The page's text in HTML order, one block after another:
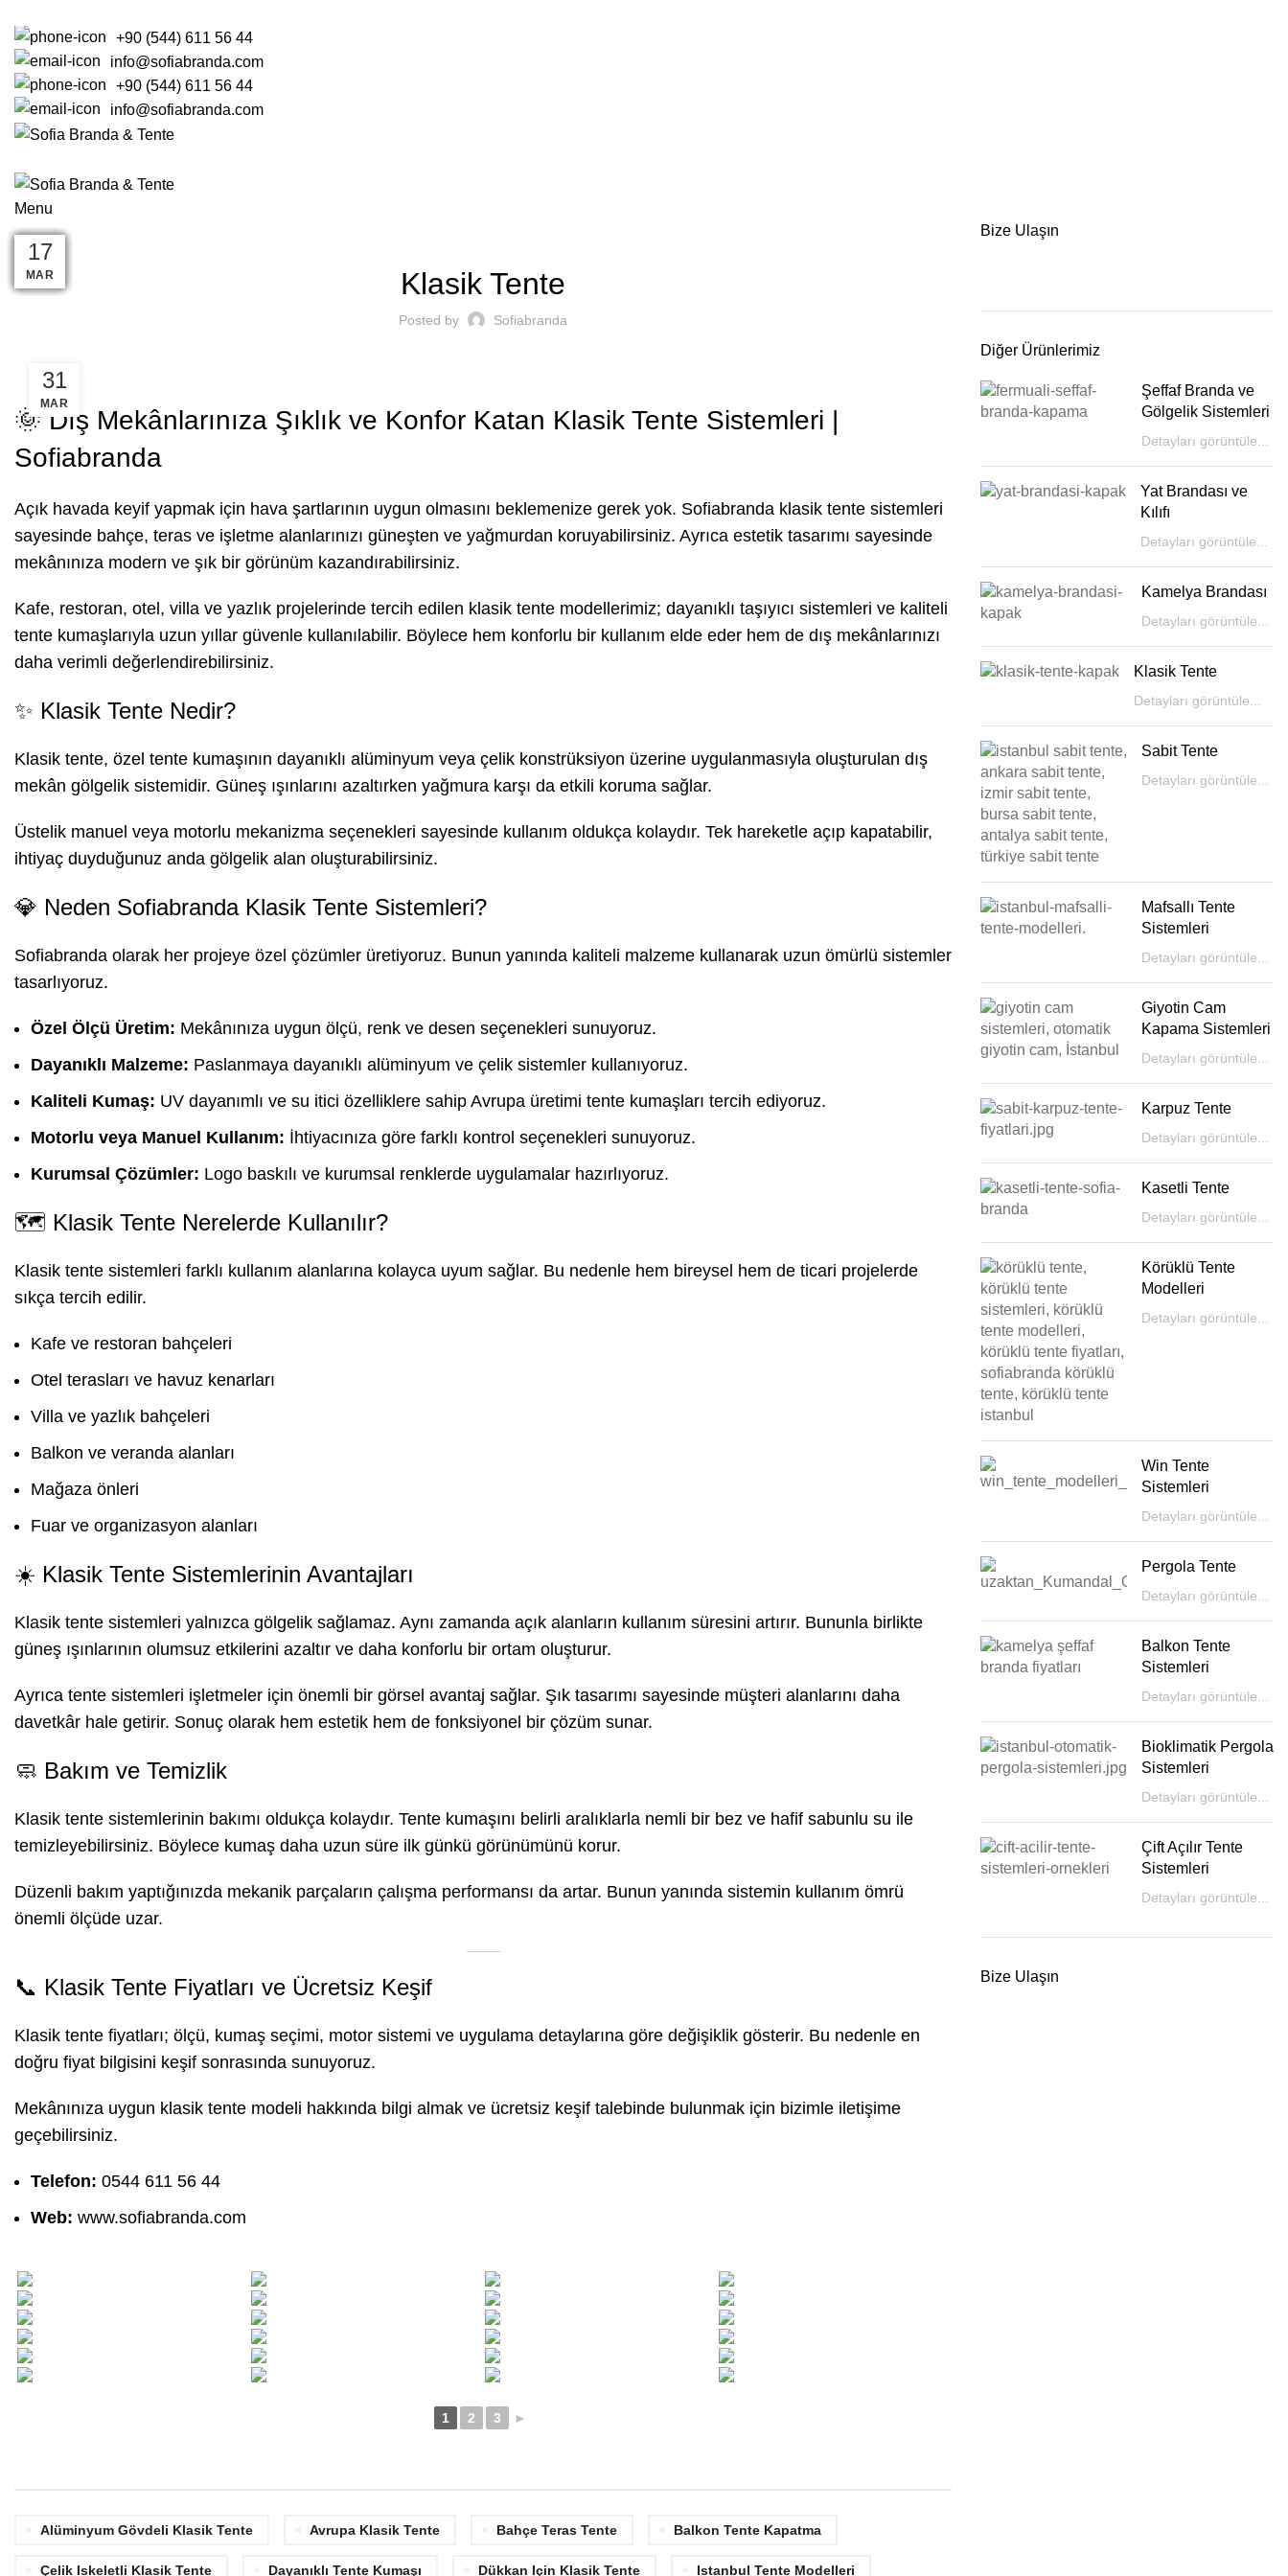
+90 (544) 611 56 44
info@sofiabranda.com
+90 (544) 611 56 44
info@sofiabranda.com
Menu
Klasik Tente
Posted by Sofiabranda
31
MAR
🌞 Dış Mekânlarınıza Şıklık ve Konfor Katan Klasik Tente Sistemleri |
Sofiabranda
Açık havada keyif yapmak için hava şartlarının uygun olmasını beklemenize gerek yok. Sofiabranda klasik tente sistemleri
sayesinde bahçe, teras ve işletme alanlarınızı güneşten ve yağmurdan koruyabilirsiniz. Ayrıca estetik tasarımı sayesinde
mekânınıza modern ve şık bir görünüm kazandırabilirsiniz.
Kafe, restoran, otel, villa ve yazlık projelerinde tercih edilen klasik tente modellerimiz; dayanıklı taşıyıcı sistemleri ve kaliteli
tente kumaşlarıyla uzun yıllar güvenle kullanılabilir. Böylece hem konforlu bir kullanım elde eder hem de dış mekânlarınızı
daha verimli değerlendirebilirsiniz.
✨ Klasik Tente Nedir?
Klasik tente, özel tente kumaşının dayanıklı alüminyum veya çelik konstrüksiyon üzerine uygulanmasıyla oluşturulan dış
mekân gölgelik sistemidir. Güneş ışınlarını azaltırken yağmura karşı da etkili koruma sağlar.
Üstelik manuel veya motorlu mekanizma seçenekleri sayesinde kullanım oldukça kolaydır. Tek hareketle açıp kapatabilir,
ihtiyaç duyduğunuz anda gölgelik alan oluşturabilirsiniz.
💎 Neden Sofiabranda Klasik Tente Sistemleri?
Sofiabranda olarak her projeye özel çözümler üretiyoruz. Bunun yanında kaliteli malzeme kullanarak uzun ömürlü sistemler
tasarlıyoruz.
Özel Ölçü Üretim: Mekânınıza uygun ölçü, renk ve desen seçenekleri sunuyoruz.
Dayanıklı Malzeme: Paslanmaya dayanıklı alüminyum ve çelik sistemler kullanıyoruz.
Kaliteli Kumaş: UV dayanımlı ve su itici özelliklere sahip Avrupa üretimi tente kumaşları tercih ediyoruz.
Motorlu veya Manuel Kullanım: İhtiyacınıza göre farklı kontrol seçenekleri sunuyoruz.
Kurumsal Çözümler: Logo baskılı ve kurumsal renklerde uygulamalar hazırlıyoruz.
🗺️ Klasik Tente Nerelerde Kullanılır?
Klasik tente sistemleri farklı kullanım alanlarına kolayca uyum sağlar. Bu nedenle hem bireysel hem de ticari projelerde
sıkça tercih edilir.
Kafe ve restoran bahçeleri
Otel terasları ve havuz kenarları
Villa ve yazlık bahçeleri
Balkon ve veranda alanları
Mağaza önleri
Fuar ve organizasyon alanları
☀️ Klasik Tente Sistemlerinin Avantajları
Klasik tente sistemleri yalnızca gölgelik sağlamaz. Aynı zamanda açık alanların kullanım süresini artırır. Bununla birlikte
güneş ışınlarının olumsuz etkilerini azaltır ve daha konforlu bir ortam oluşturur.
Ayrıca tente sistemleri işletmeler için önemli bir görsel avantaj sağlar. Şık tasarımı sayesinde müşteri alanlarını daha
davetkâr hale getirir. Sonuç olarak hem estetik hem de fonksiyonel bir çözüm sunar.
🧼 Bakım ve Temizlik
Klasik tente sistemlerinin bakımı oldukça kolaydır. Tente kumaşını belirli aralıklarla nemli bir bez ve hafif sabunlu su ile
temizleyebilirsiniz. Böylece kumaş daha uzun süre ilk günkü görünümünü korur.
Düzenli bakım yaptığınızda mekanik parçaların çalışma performansı da artar. Bunun yanında sistemin kullanım ömrü
önemli ölçüde uzar.
📞 Klasik Tente Fiyatları ve Ücretsiz Keşif
Klasik tente fiyatları; ölçü, kumaş seçimi, motor sistemi ve uygulama detaylarına göre değişiklik gösterir. Bu nedenle en
doğru fiyat bilgisini keşif sonrasında sunuyoruz.
Mekânınıza uygun klasik tente modeli hakkında bilgi almak ve ücretsiz keşif talebinde bulunmak için bizimle iletişime
geçebilirsiniz.
Telefon: 0544 611 56 44
Web: www.sofiabranda.com
1 2 3 ►
Alüminyum Gövdeli Klasik Tente Avrupa Klasik Tente Bahçe Teras Tente Balkon Tente Kapatma
Çelik Iskeletli Klasik Tente Dayanıklı Tente Kumaşı Dükkan Için Klasik Tente Istanbul Tente Modelleri
31
MAR
17
MAR
17
MAR
17
MAR
17
MAR
17
MAR
17
MAR
17
MAR
17
MAR
17
MAR
Bize Ulaşın
Diğer Ürünlerimiz
Şeffaf Branda ve
Gölgelik Sistemleri
Detayları görüntüle...
Yat Brandası ve
Kılıfı
Detayları görüntüle...
Kamelya Brandası
Detayları görüntüle...
Klasik Tente
Detayları görüntüle...
Sabit Tente
Detayları görüntüle...
Mafsallı Tente
Sistemleri
Detayları görüntüle...
Giyotin Cam
Kapama Sistemleri
Detayları görüntüle...
Karpuz Tente
Detayları görüntüle...
Kasetli Tente
Detayları görüntüle...
Körüklü Tente
Modelleri
Detayları görüntüle...
Win Tente
Sistemleri
Detayları görüntüle...
Pergola Tente
Detayları görüntüle...
Balkon Tente
Sistemleri
Detayları görüntüle...
Bioklimatik Pergola
Sistemleri
Detayları görüntüle...
Çift Açılır Tente
Sistemleri
Detayları görüntüle...
Bize Ulaşın